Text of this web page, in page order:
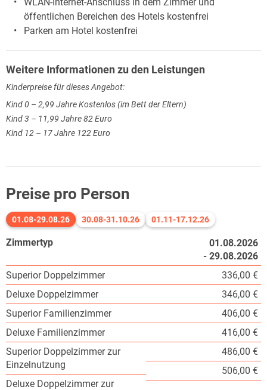
öffentlichen Bereichen des Hotels kostenfrei
Parken am Hotel kostenfrei
Weitere Informationen zu den Leistungen
Kinderpreise für dieses Angebot:
Kind 0 – 2,99 Jahre Kostenlos (im Bett der Eltern)
Kind 3 – 11,99 Jahre 82 Euro
Kind 12 – 17 Jahre 122 Euro
Preise pro Person
01.08-29.08.26 30.08-31.10.26 01.11-17.12.26
Zimmertyp
Superior Doppelzimmer
Deluxe Doppelzimmer
Superior Familienzimmer
Deluxe Familienzimmer
Superior Doppelzimmer zur
Einzelnutzung
Deluxe Doppelzimmer zur
01.08.2026
- 29.08.2026
336,00 €
346,00 €
406,00 €
416,00 €
486,00 €
506,00 €